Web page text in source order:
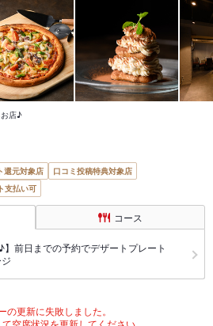
店♪
還元対象店
口コミ投稿特典対象店
支払い可
コース
】前日までの予約でデザートプレート
の更新に失敗しました。
空席状況を更新してください。